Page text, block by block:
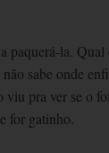
paquerá-la. Qual
sabe onde
viu pra ver se o
for gatinho.